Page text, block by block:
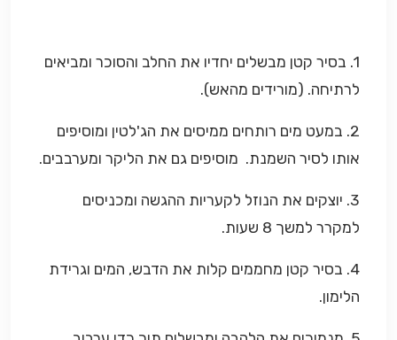
1. בסיר קטן מבשלים יחדיו את החלב והסוכר ומביאים
לרתיחה. (מורידים מהאש).
2. במעט מים רותחים ממיסים את הג'לטין ומוסיפים
אותו לסיר השמנת. מוסיפים גם את הליקר ומערבבים.
3. יוצקים את הנוזל לקעריות ההגשה ומכניסים
למקרר למשך 8 שעות.
4. בסיר קטן מחממים קלות את הדבש, המים וגרידת
הלימון.